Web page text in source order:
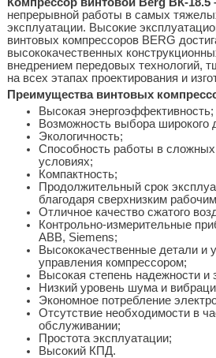
непрерывной работы в самых
эксплуатации. Высокие
винтовых компрессоров BERG
высококачественных
внедрением передовых технологий,
на всех этапах проектирования и
Преимущества винтовых
Высокая энергоэффективность;
Возможность выбора широкого
Экологичность;
Способность работы в сложных
условиях;
Компактность;
Продолжительный срок
благодаря сверхнизким
Отличное качество сжатого
Контрольно-измерительные
ABB, Siemens;
Высококачественные детали и
управления компрессором;
Высокая степень надежности и
Низкий уровень шума и
Экономное потребление
Отсутствие необходимости в
обслуживании;
Простота эксплуатации;
Высокий КПД.